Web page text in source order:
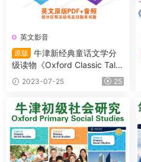
英文影音
原版
牛津新经典童话文学分
级读物《Oxford Classic Tale
s》L1-L5共38册 原版PDF+音
频
2023-07-25 25